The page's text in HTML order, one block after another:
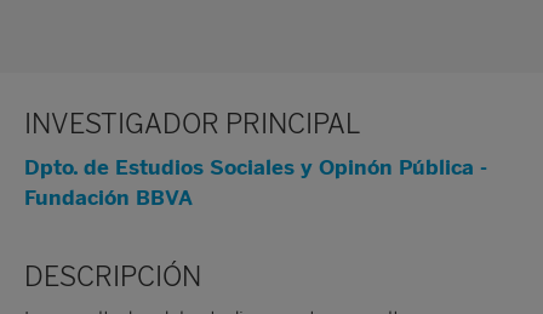
INVESTIGADOR PRINCIPAL
Dpto. de Estudios Sociales y Opinón Pública -
Fundación BBVA
DESCRIPCIÓN